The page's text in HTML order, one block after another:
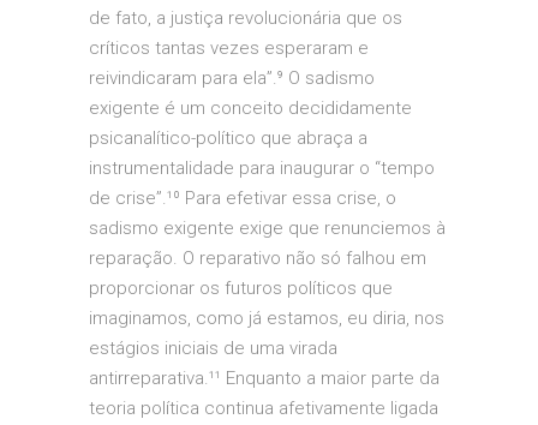
de fato, a justiça revolucionária que os
críticos tantas vezes esperaram e
reivindicaram para ela”.⁹ O sadismo
exigente é um conceito decididamente
psicanalítico-político que abraça a
instrumentalidade para inaugurar o “tempo
de crise”.¹⁰ Para efetivar essa crise, o
sadismo exigente exige que renunciemos à
reparação. O reparativo não só falhou em
proporcionar os futuros políticos que
imaginamos, como já estamos, eu diria, nos
estágios iniciais de uma virada
antirreparativa.¹¹ Enquanto a maior parte da
teoria política continua afetivamente ligada